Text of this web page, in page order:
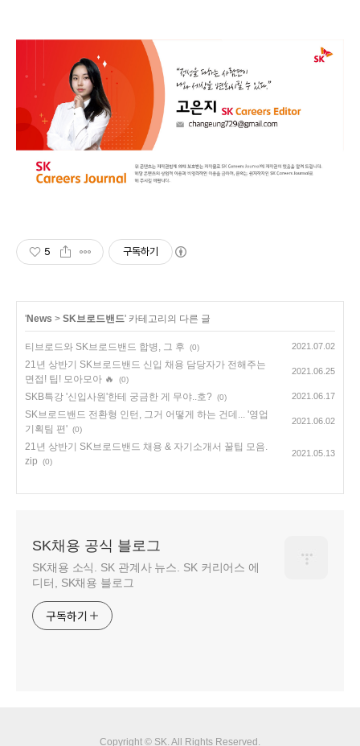
5 구독하기
'News > SK브로드밴드' 카테고리의 다른 글
티브로드와 SK브로드밴드 합병, 그 후 (0) 2021.07.02
21년 상반기 SK브로드밴드 신입 채용 담당자가 전해주는
면접! 팁! 모아모아 🔥
(0)
2021.06.25
SKB특강 '신입사원'한테 궁금한 게 무야..호? (0) 2021.06.17
SK브로드밴드 전환형 인턴, 그거 어떻게 하는 건데... '영업
기획팀 편' (0)
2021.06.02
21년 상반기 SK브로드밴드 채용 & 자기소개서 꿀팁 모음.
zip
(0)
2021.05.13
SK채용 공식 블로그
SK채용 소식. SK 관계사 뉴스. SK 커리어스 에
디터, SK채용 블로그
구독하기
Copyright © SK. All Rights Reserved.